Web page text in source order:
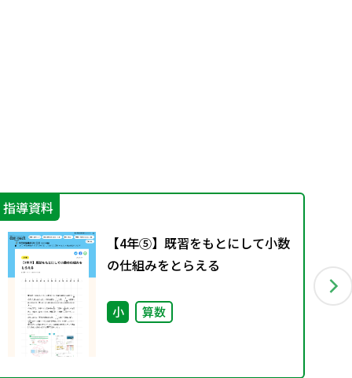
指導資料
【4年⑤】既習をもとにして小数
の仕組みをとらえる
小 算数